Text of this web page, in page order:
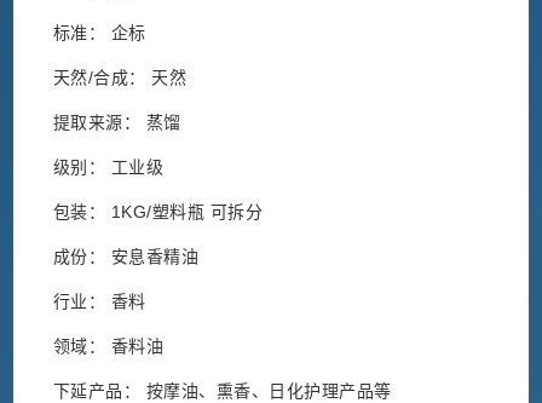
标准： 企标
天然/合成： 天然
提取来源： 蒸馏
级别： 工业级
包装： 1KG/塑料瓶 可拆分
成份： 安息香精油
行业： 香料
领域： 香料油
下延产品： 按摩油、熏香、日化护理产品等